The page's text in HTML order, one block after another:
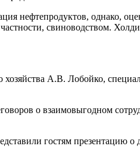
нефтепродуктов, однако,
свиноводством.
А.В. Лобойко,
о взаимовыгодном
гостям презентацию о